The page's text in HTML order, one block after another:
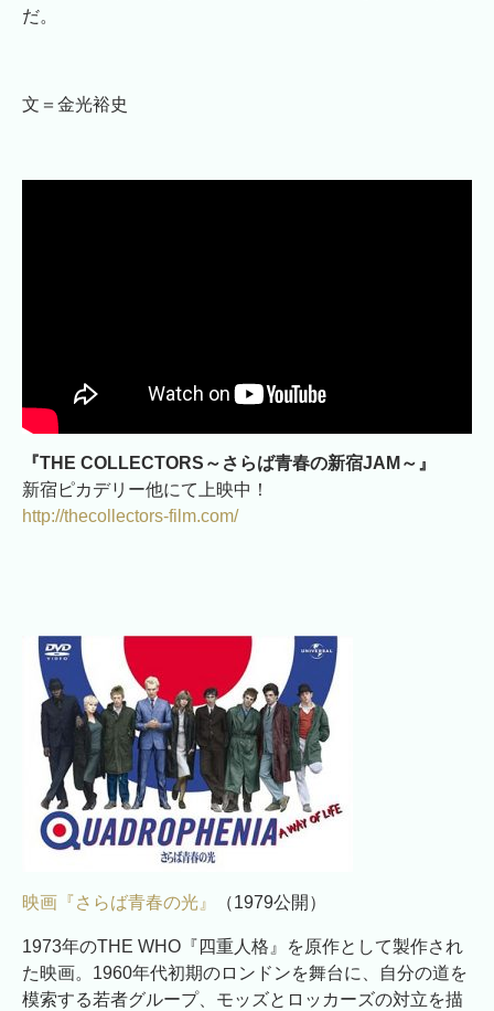
だ。
文＝金光裕史
『THE COLLECTORS～さらば青春の新宿JAM～』
​新宿ピカデリー他にて上映中！
http://thecollectors-film.com/
映画『さらば青春の光』 （1979公開）
1973年のTHE WHO『四重人格』を原作として製作され
た映画。1960年代初期のロンドンを舞台に、自分の道を
模索する若者グループ、モッズとロッカーズの対立を描